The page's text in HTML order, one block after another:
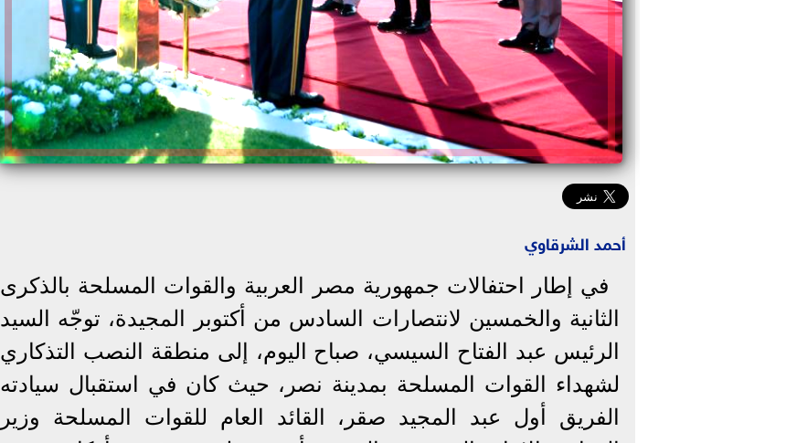
أحمد الشرقاوي
في إطار احتفالات جمهورية مصر العربية والقوات المسلحة بالذكرى
الثانية والخمسين لانتصارات السادس من أكتوبر المجيدة، توجّه السيد
الرئيس عبد الفتاح السيسي، صباح اليوم، إلى منطقة النصب التذكاري
لشهداء القوات المسلحة بمدينة نصر، حيث كان في استقبال سيادته
الفريق أول عبد المجيد صقر، القائد العام للقوات المسلحة وزير